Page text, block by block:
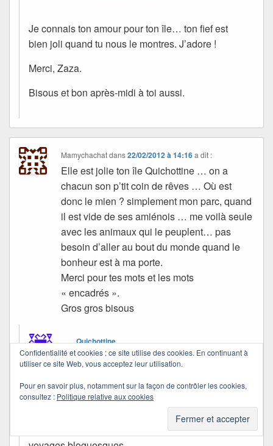
Je connais ton amour pour ton île… ton fief est
bien joli quand tu nous le montres. J’adore !
Merci, Zaza.
Bisous et bon après-midi à toi aussi.
Mamychachatdans22/02/2012 à 14:16 a dit :
Elle est jolie ton île Quichottine … on a
chacun son p’tit coin de rêves … Où est
donc le mien ? simplement mon parc, quand
il est vide de ses amiénois … me voilà seule
avec les animaux qui le peuplent… pas
besoin d’aller au bout du monde quand le
bonheur est à ma porte.
Merci pour tes mots et les mots
« encadrés ».
Gros gros bisous
Quichottine
dans22/02/2012 à 14:36a dit :
Le mien est ici aussi… Mais, tu sais, rien ne nous
empêche d’aimer certaines images…
C’est sans doute une des raisons de mes
Confidentialité et cookies : ce site utilise des cookies. En continuant à
utiliser ce site Web, vous acceptez leur utilisation.
Pour en savoir plus, notamment sur la façon de contrôler les cookies,
consultez : Politique relative aux cookies